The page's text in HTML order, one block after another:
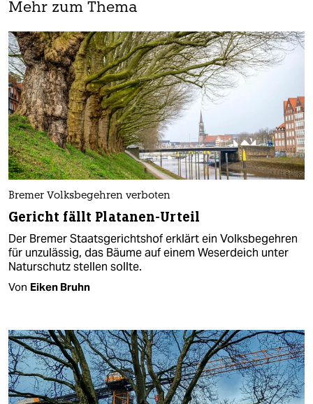
Mehr zum Thema
Bremer Volksbegehren verboten
Gericht fällt Platanen-Urteil
Der Bremer Staatsgerichtshof erklärt ein Volksbegehren
für unzulässig, das Bäume auf einem Weserdeich unter
Naturschutz stellen sollte.
Von Eiken Bruhn